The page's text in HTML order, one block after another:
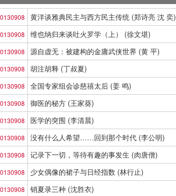
黄洋谈雅典民主与西方民主传统 (郑诗亮 沈 奕)
维也纳归来谈吐火罗学（上） (徐文堪)
源自虚无：被建构的金庸武侠世界 (黄 平)
胡注胡释 (丁叔夏)
全国专家组会诊慈禧太后 (姜 鸣)
御医的秘方 (王家葵)
医学的突围 (李清晨)
没有什么人希望……回到那个时代 (李公明)
记录下一切，等待有趣的事发生 (肉唐僧)
少女偶像的裙子与日经指数 (林行止)
销夏录三种 (沈胜衣)